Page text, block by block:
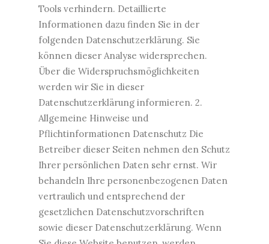
Tools verhindern. Detaillierte
Informationen dazu finden Sie in der
folgenden Datenschutzerklärung. Sie
können dieser Analyse widersprechen.
Über die Widerspruchsmöglichkeiten
werden wir Sie in dieser
Datenschutzerklärung informieren. 2.
Allgemeine Hinweise und
Pflichtinformationen Datenschutz Die
Betreiber dieser Seiten nehmen den Schutz
Ihrer persönlichen Daten sehr ernst. Wir
behandeln Ihre personenbezogenen Daten
vertraulich und entsprechend der
gesetzlichen Datenschutzvorschriften
sowie dieser Datenschutzerklärung. Wenn